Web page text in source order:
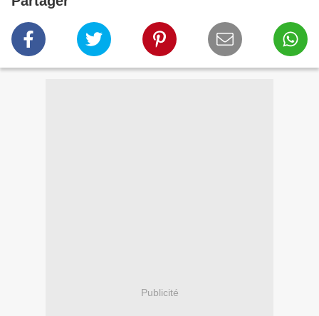
Publicité